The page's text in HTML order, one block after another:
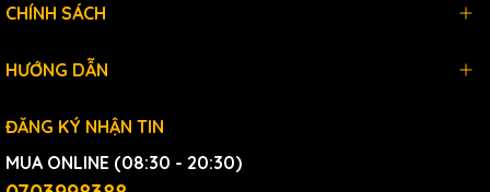
khỏi sự tổn hại do tạp chất tích tụ của máy Trim ion Neo,
Nước Ion Kiềm Trim Ion Ti-9000, Trim Ion Neo,..). Giúp duy
trì hiệu suất hoạt động của máy điện giải và kéo dài tuổi
thọ của nó.
CHÍNH SÁCH
HƯỚNG DẪN
ĐĂNG KÝ NHẬN TIN
MUA ONLINE (08:30 - 20:30)